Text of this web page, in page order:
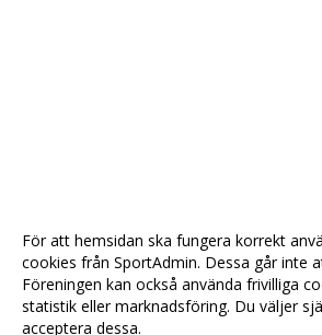
För att hemsidan ska fungera korrekt
cookies från SportAdmin. Dessa går inte
Föreningen kan också använda frivilliga
statistik eller marknadsföring. Du väljer
acceptera dessa.